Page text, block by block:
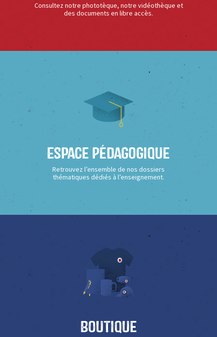
Consultez notre phototèque, notre vidéothèque et
des documents en libre accès.
Espace Pédagogique
Retrouvez l’ensemble de nos dossiers
thématiques dédiés à l’enseignement.
Boutique